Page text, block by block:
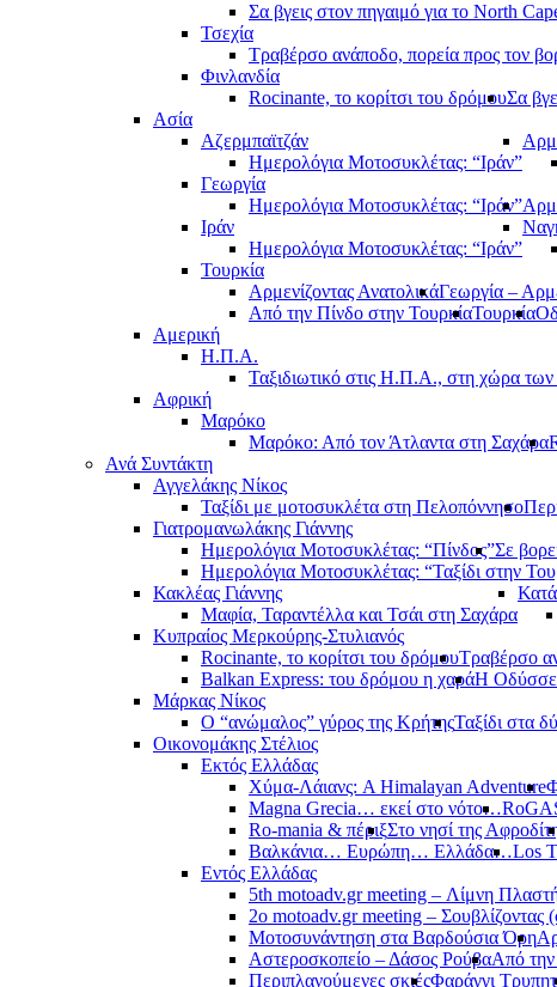
Σα βγεις στον πηγαιμό για το North
Τσεχία
Τραβέρσο ανάποδο, πορεία προς τον
Φινλανδία
Rocinante, το κορίτσι του δρόμουΣα
Ασία
Αζερμπαϊτζάν
Ημερολόγια Μοτοσυκλέτας: “Ιράν”
Γεωργία
Ημερολόγια Μοτοσυκλέτας: “Ιράν”
Ιράν
Ημερολόγια Μοτοσυκλέτας: “Ιράν”
Τουρκία
Αρμενίζοντας ΑνατολικάΓεωργία –
Από την Πίνδο στην ΤουρκίαΤουρκία
Αμερική
Η.Π.Α.
Ταξιδιωτικό στις Η.Π.Α., στη χώρα των
Αφρική
Μαρόκο
Μαρόκο: Από τον Άτλαντα στη Σαχάρα
Ανά Συντάκτη
Αγγελάκης Νίκος
Ταξίδι με μοτοσυκλέτα στη Πελοπόννησο
Γιατρομανωλάκης Γιάννης
Ημερολόγια Μοτοσυκλέτας: “Πίνδος”Σε
Ημερολόγια Μοτοσυκλέτας: “Ταξίδι στην
Κακλέας Γιάννης
Μαφία, Ταραντέλλα και Τσάι στη Σαχάρα
Κυπραίος Μερκούρης-Στυλιανός
Rocinante, το κορίτσι του δρόμουΤραβέρσο
Balkan Express: του δρόμου η χαράΗ
Μάρκας Νίκος
Ο “ανώμαλος” γύρος της ΚρήτηςΤαξίδι στα
Οικονομάκης Στέλιος
Εκτός Ελλάδας
Χύμα-Λάιανς: A Himalayan Adventure
Magna Grecia… εκεί στο νότο…
Ro-mania & πέριξΣτο νησί της
Βαλκάνια… Ευρώπη… Ελλάδα…Los
Εντός Ελλάδας
5th motoadv.gr meeting – Λίμνη
2ο motoadv.gr meeting – Σουβλίζοντας
Μοτοσυνάντηση στα Βαρδούσια Όρη
Αστεροσκοπείο – Δάσος ΡούβαΑπό
Περιπλανούμενες σκιέςΦαράγγι